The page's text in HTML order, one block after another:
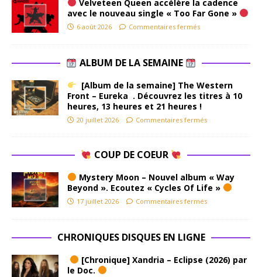
Velveteen Queen accélère la cadence
avec le nouveau single « Too Far Gone »
6 août 2026 Commentaires fermés
ALBUM DE LA SEMAINE
[Album de la semaine] The Western
Front – Eureka . Découvrez les titres à 10
heures, 13 heures et 21 heures !
20 juillet 2026 Commentaires fermés
COUP DE COEUR
Mystery Moon – Nouvel album « Way
Beyond ». Ecoutez « Cycles Of Life »
17 juillet 2026 Commentaires fermés
CHRONIQUES DISQUES EN LIGNE
[Chronique] Xandria – Eclipse (2026) par
le Doc.